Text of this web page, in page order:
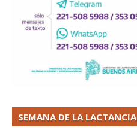
SEMANA DE LA LACTANCIA